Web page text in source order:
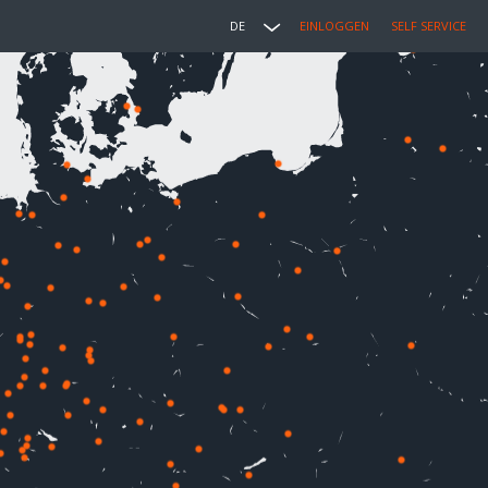
DE EINLOGGEN SELF SERVICE